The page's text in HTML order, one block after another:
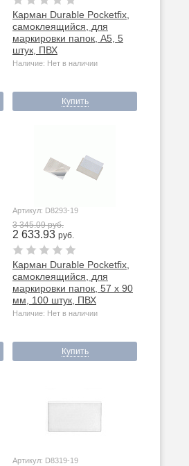
Карман Durable Pocketfix,
самоклеящийся, для
маркировки папок, А5, 5
штук, ПВХ
Наличие: Нет в наличии
Купить
Артикул: D8293-19
3 345.09 руб.
2 633.93 руб.
Карман Durable Pocketfix,
самоклеящийся, для
маркировки папок, 57 х 90
мм, 100 штук, ПВХ
Наличие: Нет в наличии
Купить
Артикул: D8319-19